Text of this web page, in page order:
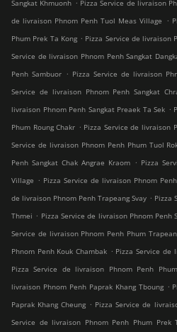
Sangkat Khmuonh
Pizza Service de livraison
de livraison Phnom Penh Tuol Meas Village
.
Phum Prek Ta Kong . Pizza Service de livraison
Service de livraison Phnom Penh Sangkat
Penh Sambuor . Pizza Service de livraison
Service de livraison Phnom Penh Sangkat
livraison Phnom Penh Sangkat Preaek Ta Sek .
Phum Roung Chakr . Pizza Service de livraison
Service de livraison Phnom Penh Phum Tuol
Penh Sangkat Chak Angrae Kraom . Pizza
Village . Pizza Service de livraison Phnom
de livraison Phnom Penh Trapeang Svay . Pizza
Thmei . Pizza Service de livraison Phnom Penh
Service de livraison Phnom Penh Phum
Phnom Penh Kouk Chambak . Pizza Service de
Pizza Service de livraison Phnom Penh
livraison Phnom Penh Paprak Khang Tboung .
Paprak Khang Cheung . Pizza Service de
Service de livraison Phnom Penh Phum Prek